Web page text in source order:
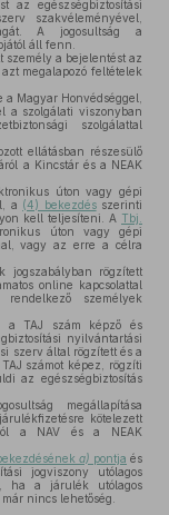
az egészségbiztosítási
szakvéleményével,
A jogosultság a
áll fenn.
személy a bejelentést az
megalapozó feltételek
Magyar Honvédséggel,
a szolgálati viszonyban
szolgálattal
ellátásban részesülő
a Kincstár és a NEAK
úton vagy gépi
a (4) bekezdésszerinti
kell teljesíteni. A Tbj.
úton vagy gépi
vagy az erre a célra
jogszabályban rögzített
online kapcsolattal
személyek
a TAJ szám képző és
nyilvántartási
szerv által rögzített és a
számot képez, rögzíti
az egészségbiztosítás
megállapítása
kötelezett
a NAV és a NEAK
a) pontja és
jogviszony utólagos
ha a járulék utólagos
nincs lehetőség.